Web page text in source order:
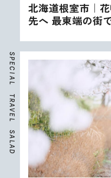
北海道根室市｜
先へ 最東端の街
S
P
E
C
I
A
L
T
R
A
V
E
L
S
A
L
A
D